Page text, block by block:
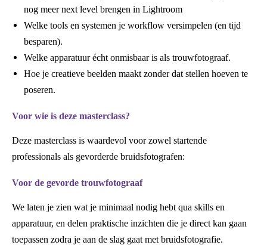
nog meer next level brengen in Lightroom
Welke tools en systemen je workflow versimpelen (en tijd
besparen).
Welke apparatuur écht onmisbaar is als trouwfotograaf.
Hoe je creatieve beelden maakt zonder dat stellen hoeven te
poseren.
Voor wie is deze masterclass?
Deze masterclass is waardevol voor zowel startende
professionals als gevorderde bruidsfotografen:
Voor de gevorde trouwfotograaf
We laten je zien wat je minimaal nodig hebt qua skills en
apparatuur, en delen praktische inzichten die je direct kan gaan
toepassen zodra je aan de slag gaat met bruidsfotografie.